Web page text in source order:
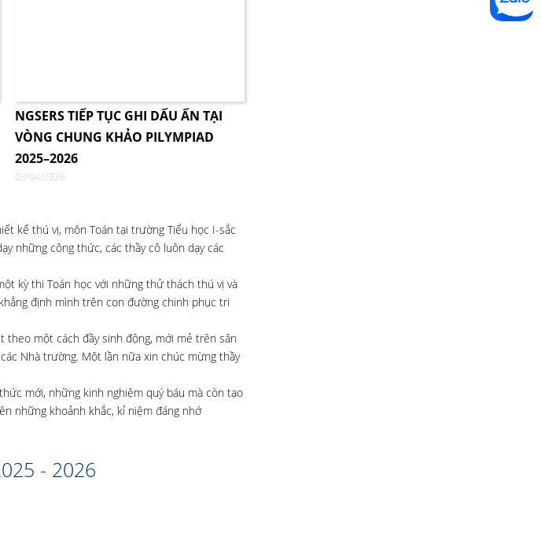
NGSERS TIẾP TỤC GHI DẤU ẤN TẠI
VÒNG CHUNG KHẢO PILYMPIAD
2025–2026
03/04/2026
kế thú vị, môn Toán tại trường Tiểu học I-sắc
những công thức, các thầy cô luôn dạy các
kỳ thi Toán học với những thử thách thú vị và
định mình trên con đường chinh phục tri
theo một cách đầy sinh động, mới mẻ trên sân
Nhà trường. Một lần nữa xin chúc mừng thầy
mới, những kinh nghiệm quý báu mà còn tạo
những khoảnh khắc, kỉ niệm đáng nhớ
- 2026